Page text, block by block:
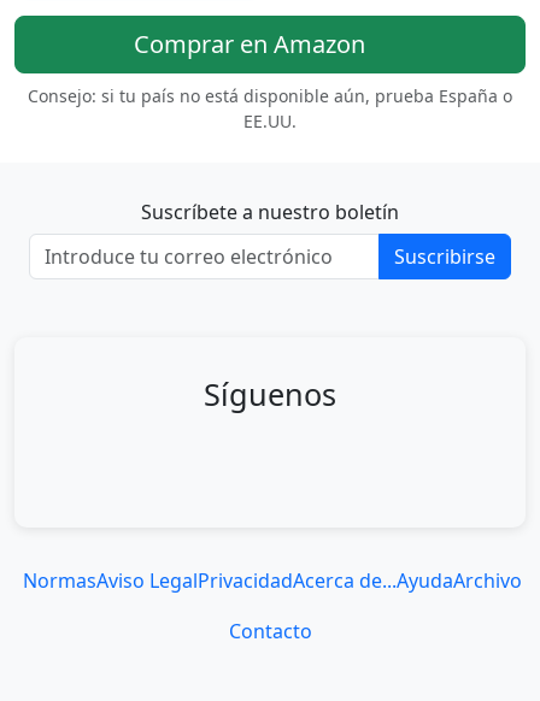
Comprar en Amazon
Consejo: si tu país no está disponible aún, prueba España o
EE.UU.
Suscríbete a nuestro boletín
Suscribirse
Síguenos
NormasAviso LegalPrivacidadAcerca de...AyudaArchivo
Contacto